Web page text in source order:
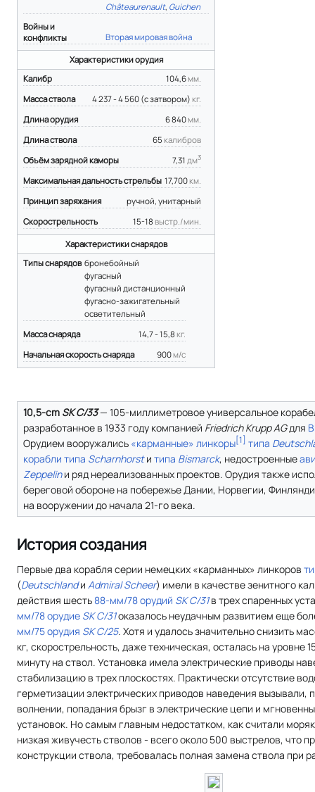
Châteaurenault, Guichen
Войны и
конфликты
Вторая мировая война
Характеристики орудия
104,6 мм.
Калибр
4 237 - 4 560 (с затвором) кг.
Масса ствола
6 840 мм.
Длина орудия
65 калибров
Длина ствола
7,31 дм3
Объём зарядной каморы
17,700 км.
Максимальная дальность стрельбы
ручной, унитарный
Принцип заряжания
15-18 выстр./мин.
Скорострельность
Характеристики снарядов
бронебойный
фугасный
фугасный дистанционный
фугасно-зажигательный
осветительный
Типы снарядов
14,7 - 15,8 кг.
Масса снаряда
900 м/с
Начальная скорость снаряда
10,5-cm SK C/33— 105-миллиметровое универсальное
разработанное в 1933 году компанией Friedrich Krupp AGдля
Орудием вооружались «карманные» линкоры 1 типа
корабли типа Scharnhorstи типа Bismarck, недостроенные
Zeppelinи ряд нереализованных проектов. Орудия также
береговой обороне на побережье Дании, Норвегии,
на вооружении до начала 21-го века.
История создания
Первые два корабля серии немецких «карманных» линкоров
(Deutschlandи Admiral Scheer) имели в качестве зенитного
действия шесть88-мм/78 орудий SK C/31в трех спаренных
мм/78 орудие SK C/31оказалось неудачным развитием еще
мм/75 орудия SK C/25. Хотя и удалось значительно снизить
кг, скорострельность, даже техническая, осталась на уровне
минуту на ствол. Установка имела электрические приводы
стабилизацию в трех плоскостях. Практически отсутствие
герметизации электрических приводов наведения вызывали,
волнении, попадания брызг в электрические цепи и
установок. Но самым главным недостатком, как считали
низкая живучесть стволов - всего около 500 выстрелов, что
конструкции ствола, требовалась полная замена ствола при